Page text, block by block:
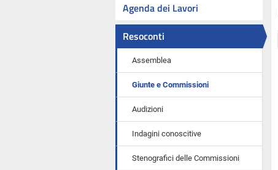
Agenda dei Lavori
Resoconti
Assemblea
Giunte e Commissioni
Audizioni
Indagini conoscitive
Stenografici delle Commissioni